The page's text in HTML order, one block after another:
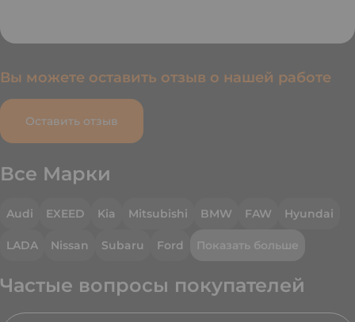
Вы можете оставить отзыв о нашей работе
Оставить отзыв
Все Марки
Audi EXEED Kia Mitsubishi BMW FAW Hyundai
LADA Nissan Subaru Ford Показать больше
Частые вопросы покупателей